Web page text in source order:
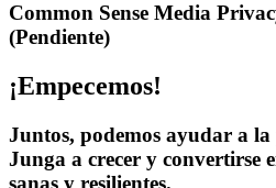
Common Sense Media
(Pendiente)
¡Empecemos!
Juntos, podemos ayudar a
Junga a crecer y convertirse
sanas y resilientes.